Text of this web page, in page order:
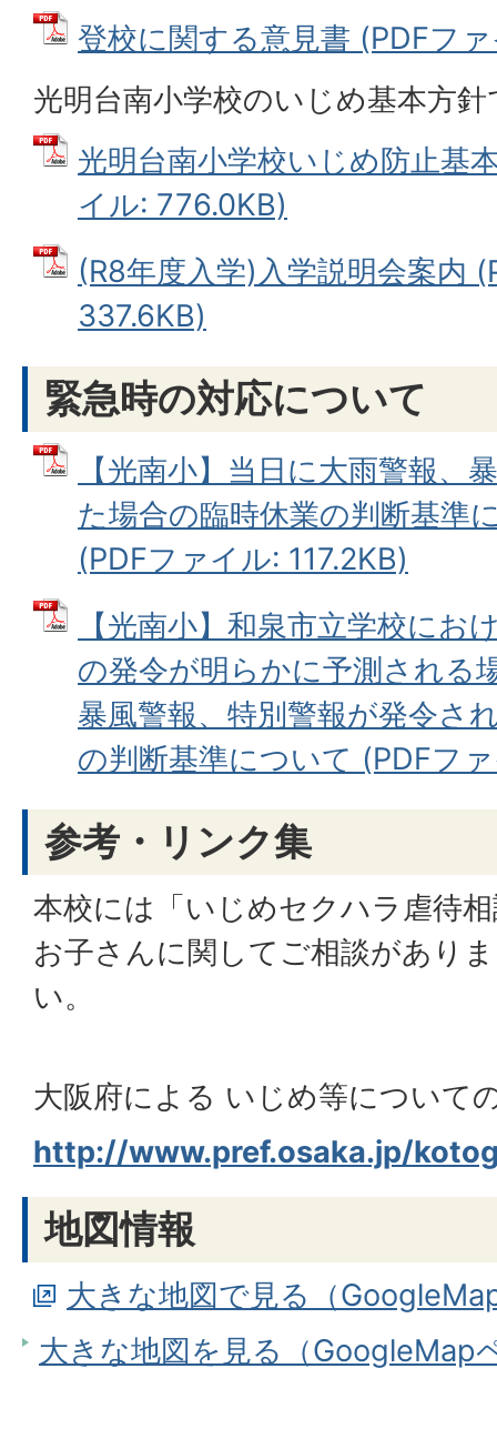
登校に関する意見書 (PDFフ
光明台南小学校のいじめ基本方針
光明台南小学校いじめ防止基
イル: 776.0KB)
(R8年度入学)入学説明会案内
337.6KB)
緊急時の対応について
【光南小】当日に大雨警報、
た場合の臨時休業の判断基準
(PDFファイル: 117.2KB)
【光南小】和泉市立学校にお
の発令が明らかに予測される
暴風警報、特別警報が発令さ
の判断基準について (PDFフ
参考・リンク集
本校には「いじめセクハラ虐待
お子さんに関してご相談があり
い。
大阪府による いじめ等について
http://www.pref.osaka.jp/
地図情報
大きな地図で見る（
大きな地図を見る（GoogleMap